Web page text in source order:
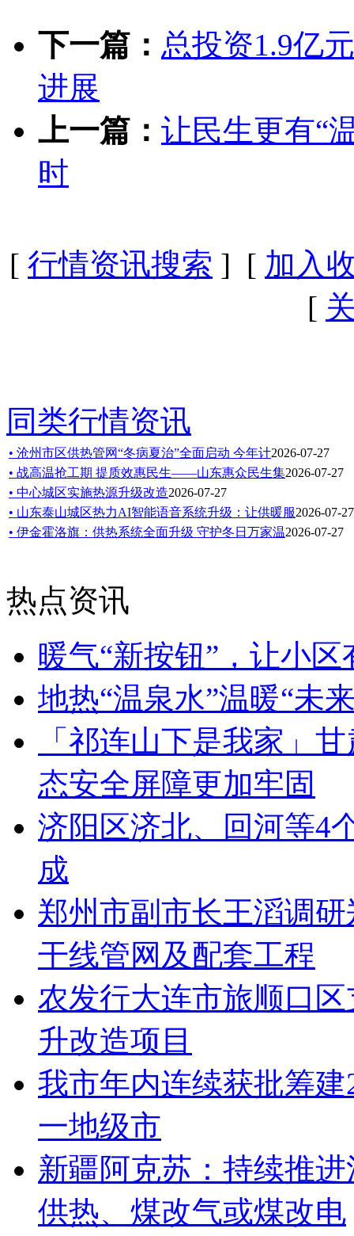
下一篇： 总投资1.9亿
进展
上一篇： 让民生更有“
时
[ 行情资讯搜索 ] [ 加入
[
同类行情资讯
• 沧州市区供热管网“冬病夏治”全面启动 今年计2026-07-27
• 战高温抢工期 提质效惠民生——山东惠众民生集2026-07-27
• 中心城区实施热源升级改造2026-07-27
• 山东泰山城区热力AI智能语音系统升级：让供暖服2026-07-27
• 伊金霍洛旗：供热系统全面升级 守护冬日万家温2026-07-27
热点资讯
暖气“新按钮”，让小区
地热“温泉水”温暖“未
「祁连山下是我家」
态安全屏障更加牢固
济阳区济北、回河等4
成
郑州市副市长王滔调
干线管网及配套工程
农发行大连市旅顺口
升改造项目
我市年内连续获批筹
一地级市
新疆阿克苏：持续推
供热、煤改气或煤改电